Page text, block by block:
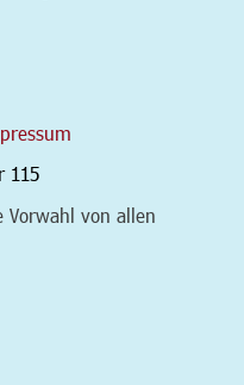
115
Vorwahl von allen